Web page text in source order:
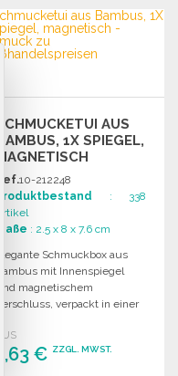
SCHMUCKETUI AUS
BAMBUS, 1X SPIEGEL,
MAGNETISCH
Ref.10-212248
Produktbestand : 338
Artikel
Maße : 2.5 x 8 x 7.6 cm
Elegante Schmuckbox aus
Bambus mit Innenspiegel
und magnetischem
Verschluss, verpackt in einer
AUS
1,63 € ZZGL. MWST.